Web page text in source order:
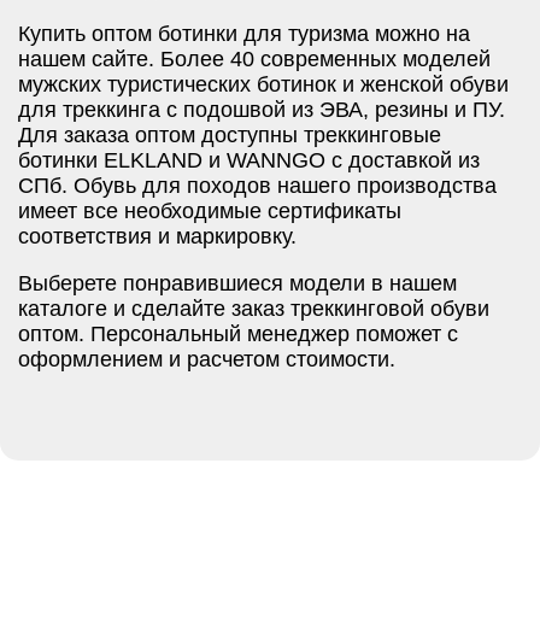
Купить оптом ботинки для туризма можно на
нашем сайте. Более 40 современных моделей
мужских туристических ботинок и женской обуви
для треккинга с подошвой из ЭВА, резины и ПУ.
Для заказа оптом доступны треккинговые
ботинки ELKLAND и WANNGO с доставкой из
СПб. Обувь для походов нашего производства
имеет все необходимые сертификаты
соответствия и маркировку.
Выберете понравившиеся модели в нашем
каталоге и сделайте заказ треккинговой обуви
оптом. Персональный менеджер поможет с
оформлением и расчетом стоимости.